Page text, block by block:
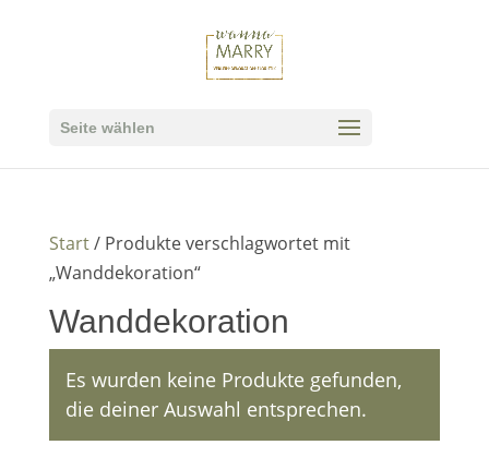
Seite wählen
Start/ Produkte verschlagwortet mit
„Wanddekoration“
Wanddekoration
Es wurden keine Produkte gefunden,
die deiner Auswahl entsprechen.